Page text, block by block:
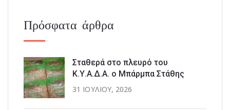
Πρόσφατα άρθρα
Σταθερά στο πλευρό του
Κ.Υ.Α.Δ.Α. ο Μπάρμπα Στάθης
31 ΙΟΥΛΊΟΥ, 2026